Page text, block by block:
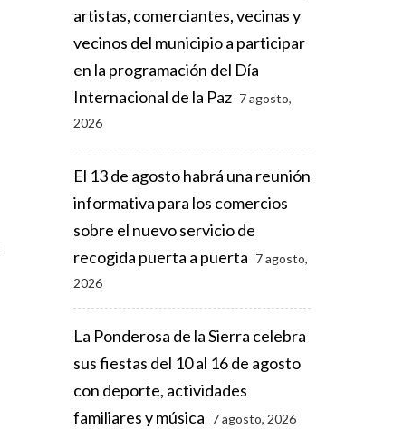
artistas, comerciantes, vecinas y
vecinos del municipio a participar
en la programación del Día
Internacional de la Paz 7 agosto,
2026
El 13 de agosto habrá una reunión
informativa para los comercios
sobre el nuevo servicio de
recogida puerta a puerta 7 agosto,
2026
La Ponderosa de la Sierra celebra
sus fiestas del 10 al 16 de agosto
con deporte, actividades
familiares y música 7 agosto, 2026